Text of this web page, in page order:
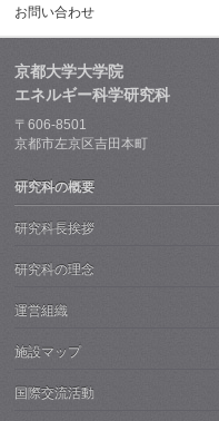
お問い合わせ
京都大学大学院
エネルギー科学研究科
〒606-8501
京都市左京区吉田本町
研究科の概要
研究科長挨拶
研究科の理念
運営組織
施設マップ
国際交流活動